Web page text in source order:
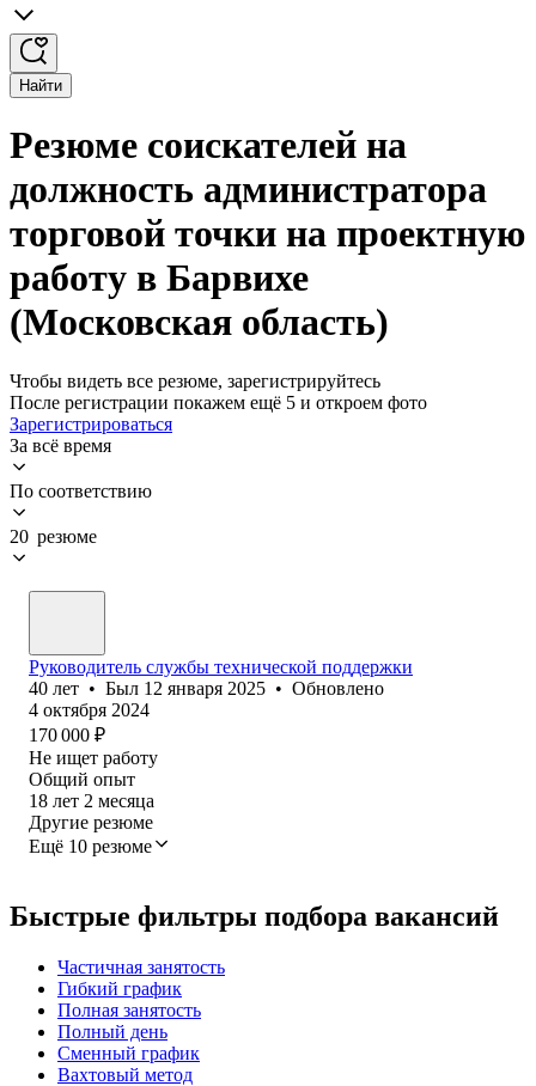
Найти
Резюме соискателей на
должность администратора
торговой точки на проектную
работу в Барвихе
(Московская область)
Чтобы видеть все резюме, зарегистрируйтесь
После регистрации покажем ещё 5 и откроем фото
Зарегистрироваться
За всё время
По соответствию
20 резюме
Руководитель службы технической поддержки
40 лет • Был 12 января 2025 • Обновлено
4 октября 2024
170 000 ₽
Не ищет работу
Общий опыт
18 лет 2 месяца
Другие резюме
Ещё 10 резюме
Быстрые фильтры подбора вакансий
Частичная занятость
Гибкий график
Полная занятость
Полный день
Сменный график
Вахтовый метод